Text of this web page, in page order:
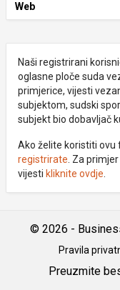
Web
Naši registrirani
oglasne ploče suda
primjerice, vijesti
subjektom, sudski
subjekt bio dobavljač
Ako želite koristiti ovu
registrirate . Za
vijesti kliknite ovdje
© 2026 -
Pravila
Preuzmite